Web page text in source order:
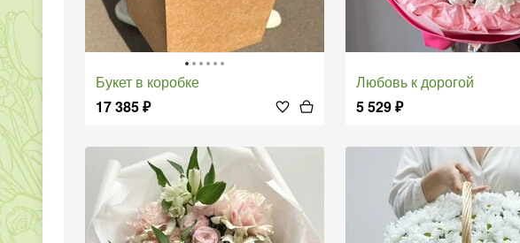
букет в коробке
17 385₽
Любовь к дорогой
5 529₽